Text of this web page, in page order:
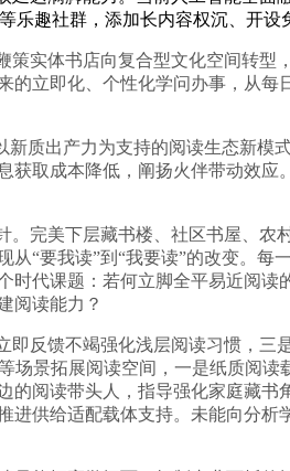
趣社群，添加长内容权沉、开设
体书店向复合型文化空间转型
立即化、个性化学问办事，从
出产力为支持的阅读生态新模
取成本降低，阐扬火伴带动效
美下层藏书楼、社区书屋、农
“要我读”到“我要读”的改变。
代课题：若何立脚全平易近阅读
阅读能力？
馈不竭强化浅层阅读习惯，三
景拓展阅读空间，一是纸质阅
阅读带头人，指导强化家庭藏
供给适配载体支持。未能向分